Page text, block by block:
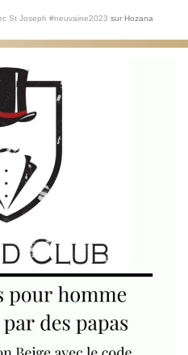
St Joseph #neuvaine2023 sur Hozana